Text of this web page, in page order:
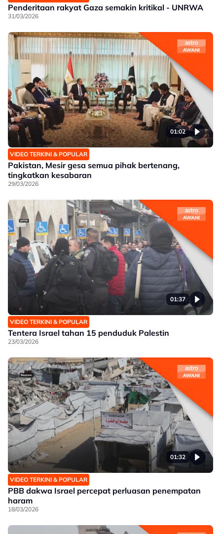
Penderitaan rakyat Gaza semakin kritikal - UNRWA
31/03/2026
01:02
VIDEO TERKINI & POPULAR
Pakistan, Mesir gesa semua pihak bertenang,
tingkatkan kesabaran
29/03/2026
01:37
VIDEO TERKINI & POPULAR
Tentera Israel tahan 15 penduduk Palestin
23/03/2026
01:32
VIDEO TERKINI & POPULAR
PBB dakwa Israel percepat perluasan penempatan
haram
18/03/2026